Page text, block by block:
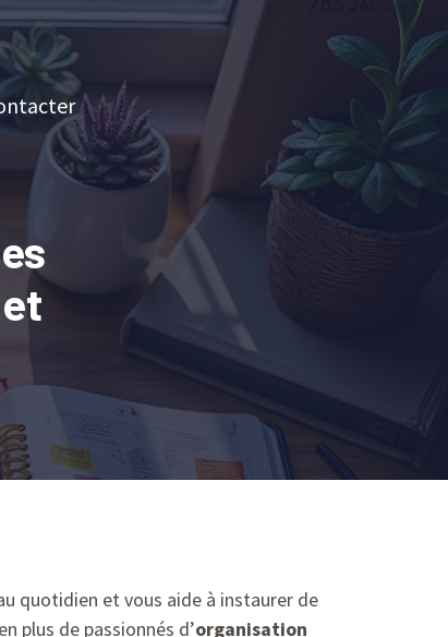
quotidien et vous aide à instaurer de
plus de passionnés d’organisation